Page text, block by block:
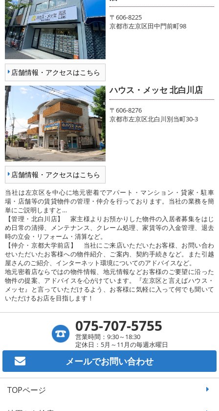
店舗情報・アクセスはこちら
〒606-8225
京都市左京区田中門前町98
店舗情報・アクセスはこちら
ハウス・メッセ 北白川店
〒606-8276
京都市左京区北白川別当町30-3
当社は左京区を中心に地元密着でアパート・マンション・貸家・駐車
場・店舗等の賃貸物件の管理・仲介を行っております。当社の業務を簡
単にご説明しますと…
【管理・北白川店】 家主様よりお預かりした物件の入居者募集をはじ
め日常の清掃、メンテナンス、クレーム処理、家賃等の入金管理、退去
時の立会・リフォーム・清算など。
【仲介・京都大学前店】 当社にご来店いただいたお客様、お問い合わ
せいただいたお客様への物件紹介、ご案内、契約手続きなど。また引越
屋さんのご紹介、インターネット環境についてのアドバイスなど。
地元密着店ならではの物件情報、地元情報などお客様のご要望に沿った
物件の提案、アドバイスを心がけています。『左京区と言えばハウス・
メッセ』と言っていただけるよう、お客様に気軽に入って何でも聞いて
いただけるお店を目指します！
075-707-5755
営業時間：9:30～18:30
定休日：5月～11月の毎週水曜日
メールでお問い合わせ
TOPページ